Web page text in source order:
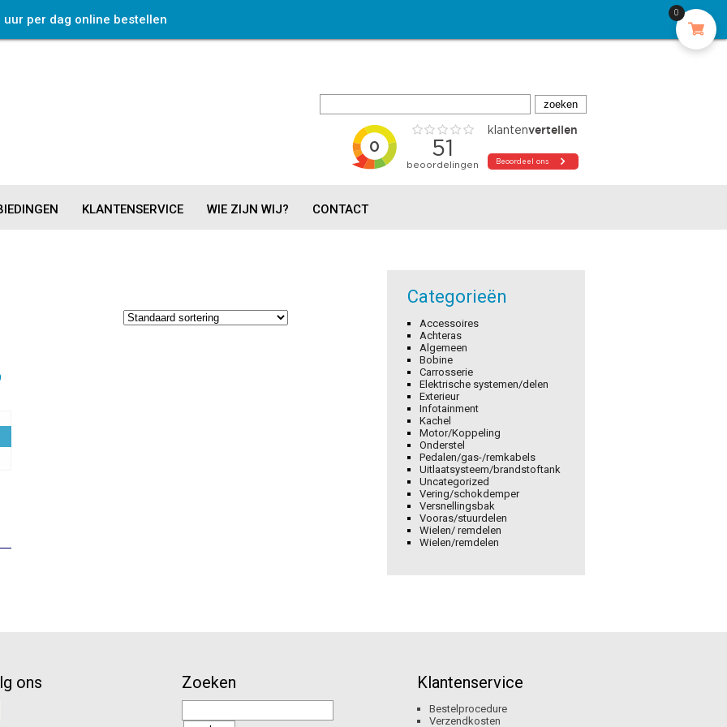
uur per dag online bestellen
KLANTENSERVICE WIE ZIJN WIJ? CONTACT
Categorieën
Accessoires
Achteras
Algemeen
Bobine
Carrosserie
Elektrische systemen/delen
Exterieur
Infotainment
Kachel
Motor/Koppeling
Onderstel
Pedalen/gas-/remkabels
Uitlaatsysteem/brandstoftank
Uncategorized
Vering/schokdemper
Versnellingsbak
Vooras/stuurdelen
Wielen/ remdelen
Wielen/remdelen
ons Zoeken Klantenservice
Bestelprocedure
Verzendkosten
0